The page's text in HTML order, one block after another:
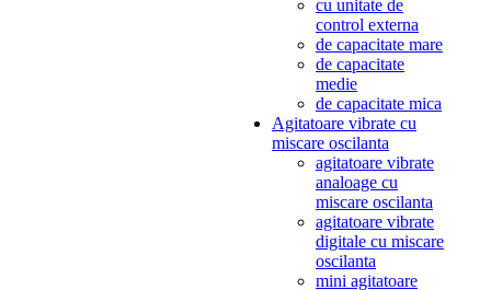
cu unitate de
control externa
de capacitate mare
de capacitate
medie
de capacitate mica
Agitatoare vibrate cu
miscare oscilanta
agitatoare vibrate
analoage cu
miscare oscilanta
agitatoare vibrate
digitale cu miscare
oscilanta
mini agitatoare